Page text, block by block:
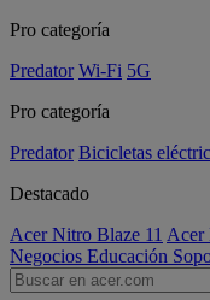
Pro categoría
Predator Wi-Fi 5G
Pro categoría
Predator Bicicletas
Destacado
Acer Nitro Blaze 11 Acer
Negocios Educación